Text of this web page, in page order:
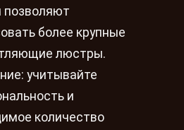
позволяют
более крупные
люстры.
учитывайте
и
количество